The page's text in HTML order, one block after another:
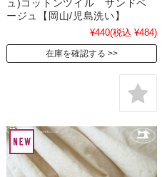
ュ)コットンツイル サンドベ
ージュ【岡山/児島洗い】
¥440(税込 ¥484)
在庫を確認する